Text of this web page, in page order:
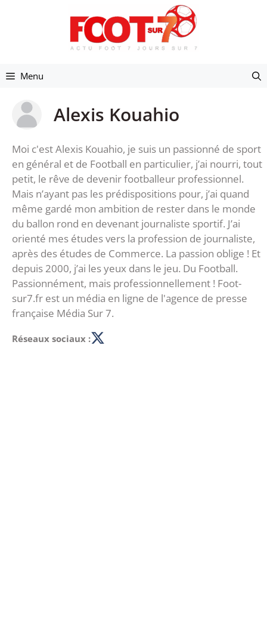
Menu
Alexis Kouahio
Moi c'est Alexis Kouahio, je suis un passionné de sport
en général et de Football en particulier, j’ai nourri, tout
petit, le rêve de devenir footballeur professionnel.
Mais n’ayant pas les prédispositions pour, j’ai quand
même gardé mon ambition de rester dans le monde
du ballon rond en devenant journaliste sportif. J’ai
orienté mes études vers la profession de journaliste,
après des études de Commerce. La passion oblige ! Et
depuis 2000, j’ai les yeux dans le jeu. Du Football.
Passionnément, mais professionnellement ! Foot-
sur7.fr est un média en ligne de l'agence de presse
française Média Sur 7.
Réseaux sociaux :